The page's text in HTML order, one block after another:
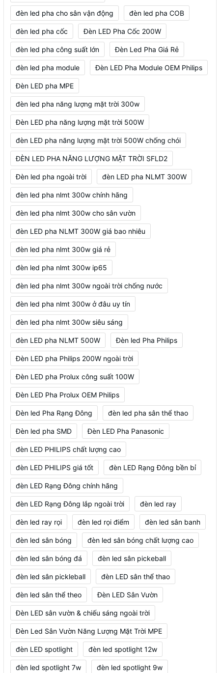
đèn led pha cho sân vận động đèn led pha COB
đèn led pha cốc Đèn LED Pha Cốc 200W
đèn led pha công suất lớn Đèn Led Pha Giá Rẻ
đèn led pha module Đèn LED Pha Module OEM Philips
Đèn LED pha MPE
đèn led pha năng lượng mặt trời 300w
Đèn LED pha năng lượng mặt trời 500W
đèn LED pha năng lượng mặt trời 500W chống chói
ĐÈN LED PHA NĂNG LƯỢNG MẶT TRỜI SFLD2
Đèn led pha ngoài trời đèn LED pha NLMT 300W
đèn led pha nlmt 300w chính hãng
đèn led pha nlmt 300w cho sân vườn
đèn LED pha NLMT 300W giá bao nhiêu
đèn led pha nlmt 300w giá rẻ
đèn led pha nlmt 300w ip65
đèn led pha nlmt 300w ngoài trời chống nước
đèn led pha nlmt 300w ở đâu uy tín
đèn led pha nlmt 300w siêu sáng
đèn LED pha NLMT 500W Đèn led Pha Philips
Đèn LED pha Philips 200W ngoài trời
Đèn LED pha Prolux công suất 100W
Đèn LED Pha Prolux OEM Philips
Đèn led Pha Rạng Đông đèn led pha sân thể thao
Đèn led pha SMD Đèn LED Pha Panasonic
đèn LED PHILIPS chất lượng cao
đèn LED PHILIPS giá tốt đèn LED Rạng Đông bền bỉ
đèn LED Rạng Đông chính hãng
đèn LED Rạng Đông lắp ngoài trời đèn led ray
đèn led ray rọi đèn led rọi điểm đèn led sân banh
đèn led sân bóng đèn led sân bóng chất lượng cao
đèn led sân bóng đá đèn led sân pickeball
đèn led sân pickleball đèn LED sân thể thao
đèn led sân thể theo Đèn LED Sân Vườn
Đèn LED sân vườn & chiếu sáng ngoài trời
Đèn Led Sân Vườn Năng Lượng Mặt Trời MPE
đèn LED spotlight đèn led spotlight 12w
đèn led spotlight 7w đèn led spotlight 9w